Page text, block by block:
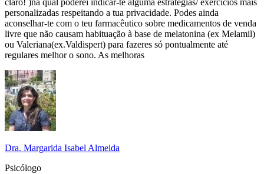
claro! )na qual poderei indicar-te alguma estratégias/ exercícios mais
personalizadas respeitando a tua privacidade. Podes ainda
aconselhar-te com o teu farmacêutico sobre medicamentos de venda
livre que não causam habituação à base de melatonina (ex Melamil)
ou Valeriana(ex.Valdispert) para fazeres só pontualmente até
regulares melhor o sono. As melhoras
Dra. Margarida Isabel Almeida
Psicólogo